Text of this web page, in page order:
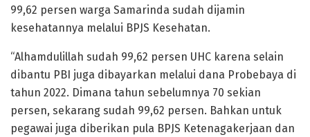
99,62 persen warga Samarinda sudah dijamin
kesehatannya melalui BPJS Kesehatan.
“Alhamdulillah sudah 99,62 persen UHC karena selain
dibantu PBI juga dibayarkan melalui dana Probebaya di
tahun 2022. Dimana tahun sebelumnya 70 sekian
persen, sekarang sudah 99,62 persen. Bahkan untuk
pegawai juga diberikan pula BPJS Ketenagakerjaan dan